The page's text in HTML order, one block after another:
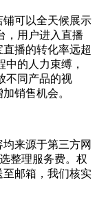
可以全天候展示
，用户进入直播
播的转化率远超
的人力束缚，
不同产品的视
销售机会。
来源于第三方网
整理服务费。权
邮箱，我们核实